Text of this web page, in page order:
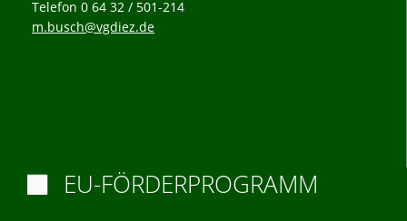
Telefon 0 64 32 / 501-214
m.busch@vgdiez.de
EU-FÖRDERPROGRAMM